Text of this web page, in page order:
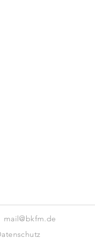
mail@bkfm.de